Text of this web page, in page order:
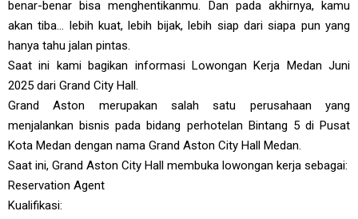
benar-benar bisa menghentikanmu. Dan pada akhirnya, kamu
akan tiba… lebih kuat, lebih bijak, lebih siap dari siapa pun yang
hanya tahu jalan pintas.
Saat ini kami bagikan informasi Lowongan Kerja Medan Juni
2025 dari Grand City Hall.
Grand Aston merupakan salah satu perusahaan yang
menjalankan bisnis pada bidang perhotelan Bintang 5 di Pusat
Kota Medan dengan nama Grand Aston City Hall Medan.
Saat ini, Grand Aston City Hall membuka lowongan kerja sebagai:
Reservation Agent
Kualifikasi: